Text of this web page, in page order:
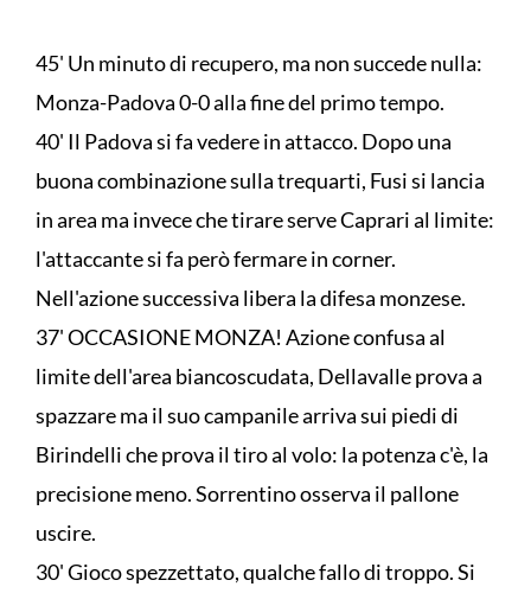
45' Un minuto di recupero, ma non succede nulla:
Monza-Padova 0-0 alla fine del primo tempo.
40' Il Padova si fa vedere in attacco. Dopo una
buona combinazione sulla trequarti, Fusi si lancia
in area ma invece che tirare serve Caprari al limite:
l'attaccante si fa però fermare in corner.
Nell'azione successiva libera la difesa monzese.
37' OCCASIONE MONZA! Azione confusa al
limite dell'area biancoscudata, Dellavalle prova a
spazzare ma il suo campanile arriva sui piedi di
Birindelli che prova il tiro al volo: la potenza c'è, la
precisione meno. Sorrentino osserva il pallone
uscire.
30' Gioco spezzettato, qualche fallo di troppo. Si